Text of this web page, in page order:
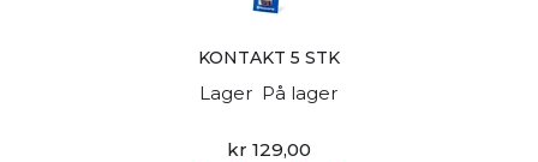
KONTAKT 5 STK
Lager På lager
kr 129,00